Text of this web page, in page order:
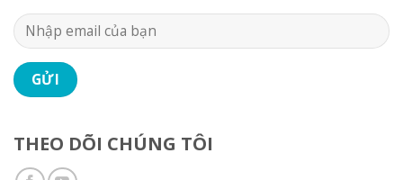
THEO DÕI CHÚNG TÔI